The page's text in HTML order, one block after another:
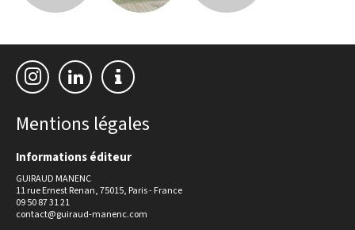
Mentions légales
Informations éditeur
GUIRAUD MANENC
11 rue Ernest Renan, 75015, Paris - France
09 50 87 31 21
contact@guiraud-manenc.com